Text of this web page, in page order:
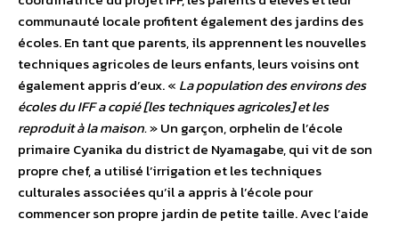
communauté locale profitent également des jardins des
écoles. En tant que parents, ils apprennent les nouvelles
techniques agricoles de leurs enfants, leurs voisins ont
également appris d’eux. « La population des environs des
écoles du IFF a copié [les techniques agricoles] et les
reproduit à la maison.» Un garçon, orphelin de l’école
primaire Cyanika du district de Nyamagabe, qui vit de son
propre chef, a utilisé l’irrigation et les techniques
culturales associées qu’il a appris à l’école pour
commencer son propre jardin de petite taille. Avec l’aide